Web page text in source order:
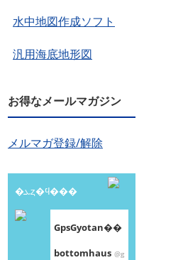
水中地図作成ソフト
汎用海底地形図
お得なメールマガジン
メルマガ登録/解除
�ܥȥ�ϥ���
GpsGyotan��
bottomhaus @g